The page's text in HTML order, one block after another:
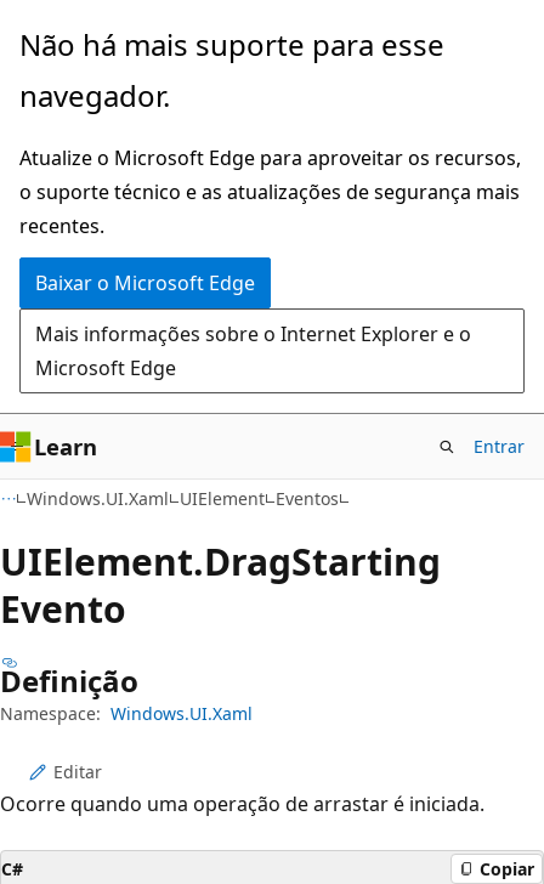
Pular
o
principal
Ignore
passe
a
navegação
na
página
Não há mais suporte para esse
navegador.
Atualize o Microsoft Edge para aproveitar os recursos,
o suporte técnico e as atualizações de segurança mais
recentes.
Baixar o Microsoft Edge
Mais informações sobre o Internet Explorer e o
Microsoft Edge
Learn Entrar
Windows.UI.Xaml UIElement Eventos
UIElement.DragStarting
Evento
Definição
Namespace: Windows.UI.Xaml
Editar
Ocorre quando uma operação de arrastar é iniciada.
C# Copiar